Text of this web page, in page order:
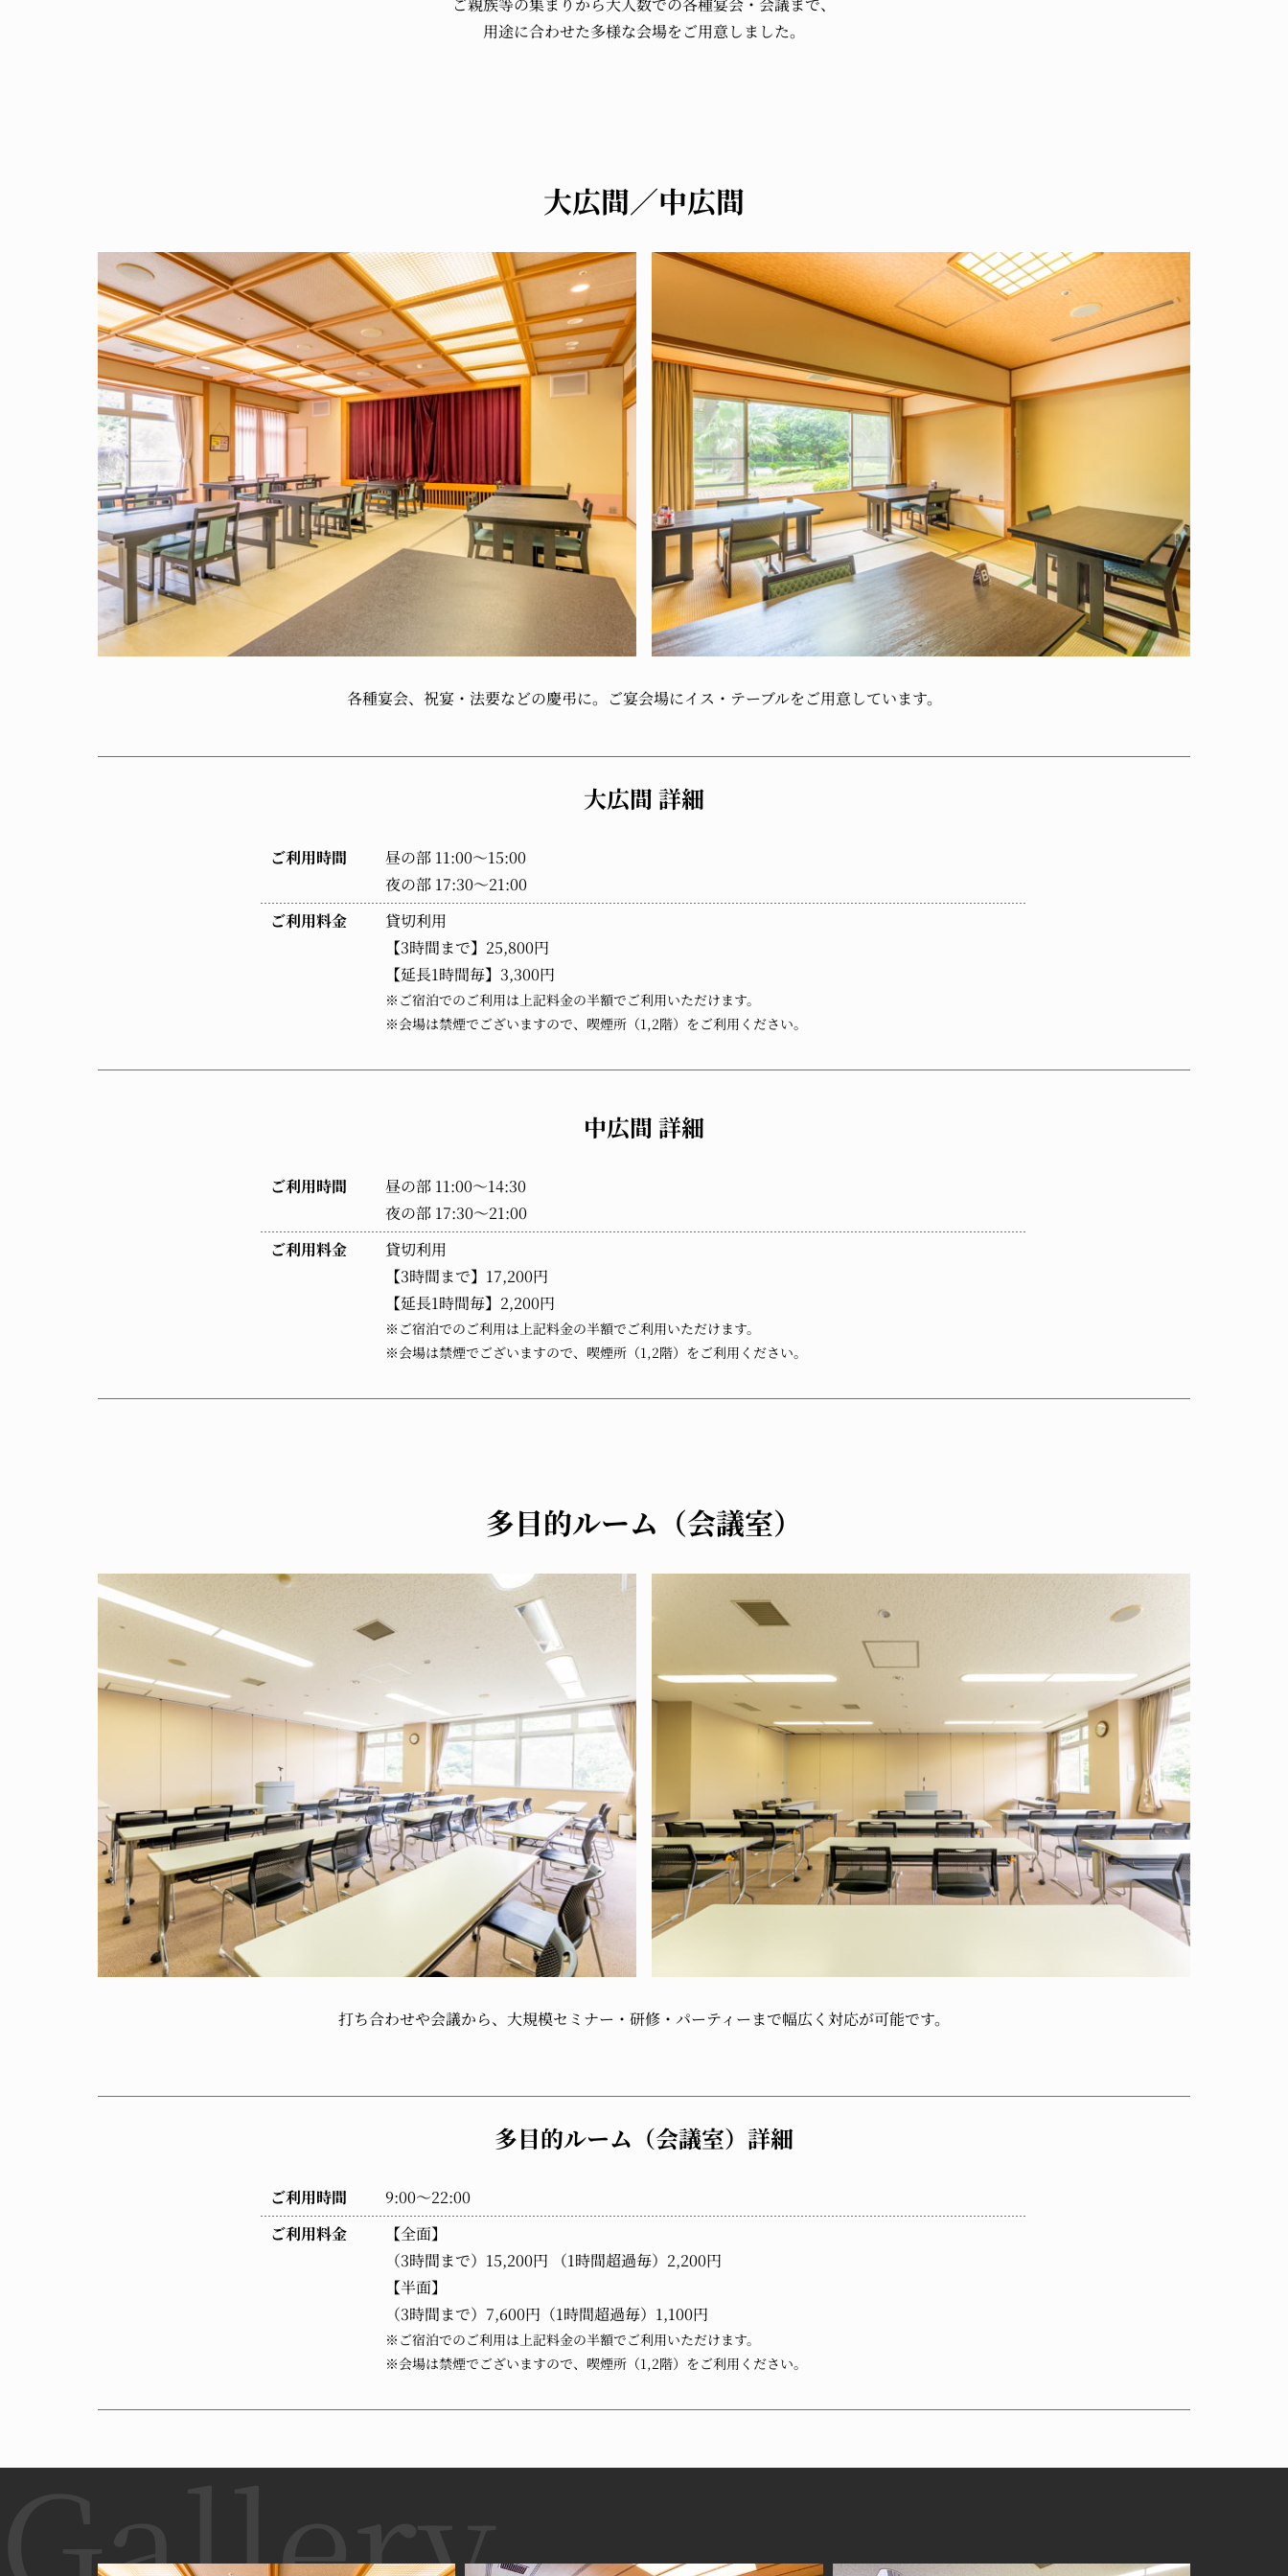
用途に合わせた多様な会場をご用意しました。
大広間／中広間
各種宴会、 祝宴・法要などの慶弔に。 ご宴会場にイス・テーブルを ご用意しています。
大広間 詳細
ご利用時間
昼の部 11:00～15:00
夜の部 17:30～21:00
ご利用料金
貸切利用
【3時間まで】25,800円
【延長1時間毎】3,300円
※ご宿泊でのご利用は上記料金の半額でご利用いただけます。
※会場は禁煙でございますので、喫煙所（1,2階）をご利用ください。
中広間 詳細
ご利用時間
昼の部 11:00～14:30
夜の部 17:30～21:00
ご利用料金
貸切利用
【3時間まで】17,200円
【延長1時間毎】2,200円
※ご宿泊でのご利用は上記料金の半額でご利用いただけます。
※会場は禁煙でございますので、喫煙所（1,2階）をご利用ください。
多目的ルーム（会議室）
打ち合わせや会議から、 大規模セミナー・ 研修・ パーティーまで幅広く 対応が可能です。
多目的ルーム（会議室）詳細
ご利用時間
9:00～22:00
ご利用料金
【全面】
（3時間まで）15,200円 （1時間超過毎）2,200円
【半面】
（3時間まで）7,600円（1時間超過毎）1,100円
※ご宿泊でのご利用は上記料金の半額でご利用いただけます。
※会場は禁煙でございますので、喫煙所（1,2階）をご利用ください。